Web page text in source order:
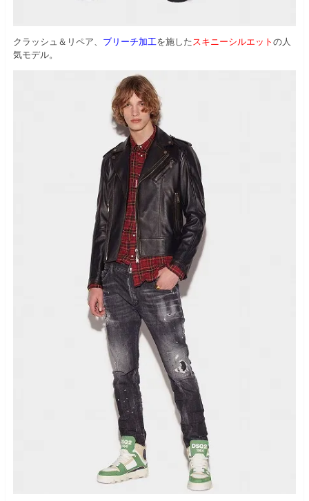
クラッシュ＆リペア、 ブリーチ加工を施したスキニーシルエットの人
気モデル。